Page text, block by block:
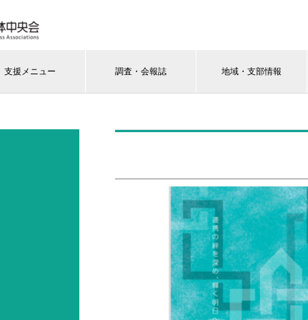
支援メニュー 調査・会報誌 地域・支部情報